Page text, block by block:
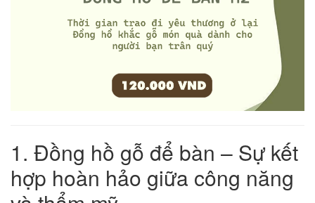
1. Đồng hồ gỗ để bàn – Sự kết
hợp hoàn hảo giữa công năng